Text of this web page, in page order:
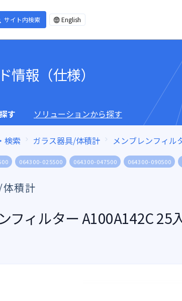
サイト内検索 English
情報（仕様）
す ソリューションから探す
検索 ガラス器具/体積計 メンブレンフィル
064300-025500 064300-047500 064300-090500
積計
フィルター A100A142C 25